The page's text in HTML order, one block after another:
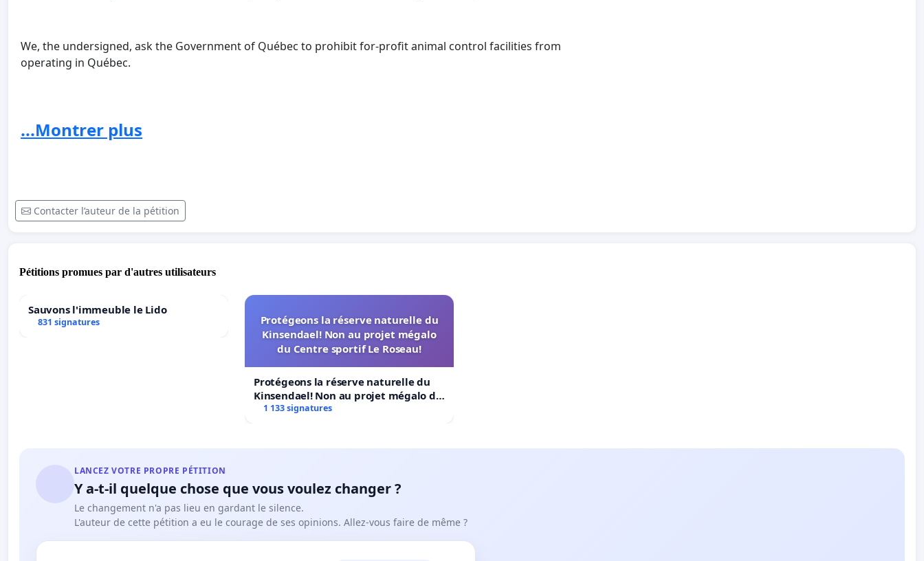
We, the undersigned, ask the Government of Québec to prohibit for-profit animal control facilities from
operating in Québec.
...Montrer plus
Contacter l’auteur de la pétition
Pétitions promues par d'autres utilisateurs
Sauvons l'immeuble le Lido
831 signatures
Protégeons la réserve naturelle du
Kinsendael! Non au projet mégalo
du Centre sportif Le Roseau!
Protégeons la réserve naturelle du
Kinsendael! Non au projet mégalo du
Centre sportif Le Roseau!
1 133 signatures
LANCEZ VOTRE PROPRE PÉTITION
Y a-t-il quelque chose que vous voulez changer ?
Le changement n'a pas lieu en gardant le silence.
L'auteur de cette pétition a eu le courage de ses opinions. Allez-vous faire de même ?